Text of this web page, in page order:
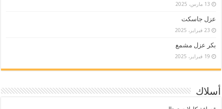
13 مارس، 2025
عزل جاسكت
23 فبراير، 2025
بكر عزل مشمع
19 فبراير، 2025
أسلاك